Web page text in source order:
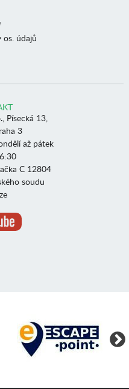
os. údajů
, Písecká 13,
3
až pátek
C 12804
soudu